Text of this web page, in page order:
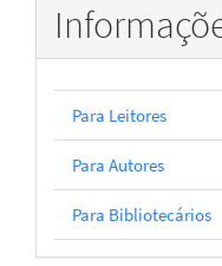
Para Leitores
Para Autores
Para Bibliotecários